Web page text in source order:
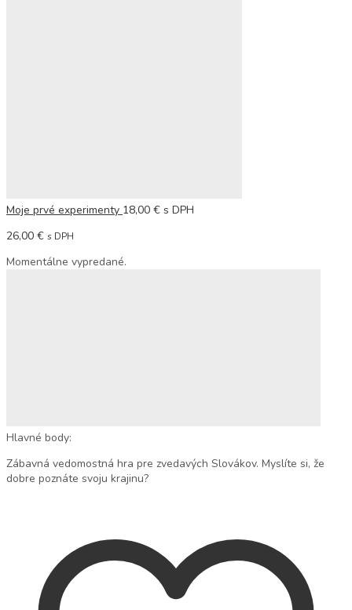
Moje prvé experimenty 18,00 € s DPH
26,00 € s DPH
Momentálne vypredané.
Hlavné body:
Zábavná vedomostná hra pre zvedavých Slovákov. Myslíte si, že
dobre poznáte svoju krajinu?